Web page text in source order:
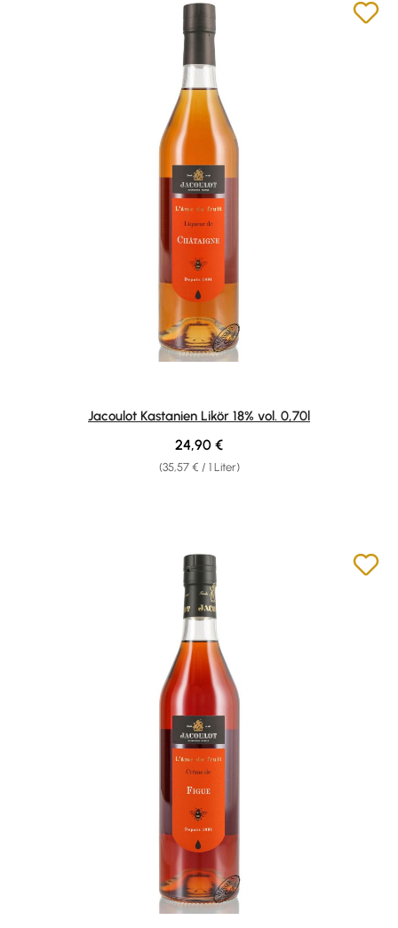
Jacoulot Kastanien Likör 18% vol. 0,70l
(35,57 € / 1 Liter)
Regulärer Preis:
24,90 €